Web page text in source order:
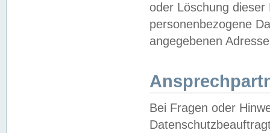
oder Löschung
personenbezogene
angegebenen
Bei Fragen oder